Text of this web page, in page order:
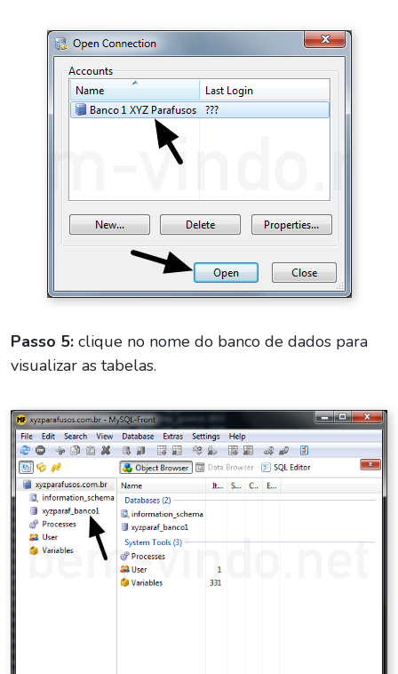
Passo 5: clique no nome do banco de dados para
visualizar as tabelas.